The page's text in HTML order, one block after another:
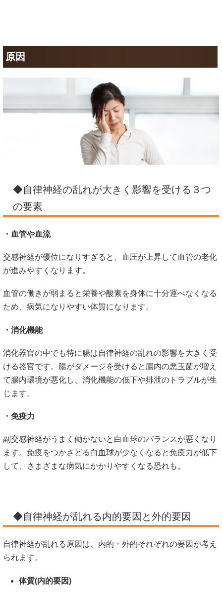
原因
◆自律神経の乱れが大きく影響を受ける３つ
の要素
・血管や血流
交感神経が優位になりすぎると、血圧が上昇して血管の老化
が進みやすくなります。
血管の働きが弱まると栄養や酸素を身体に十分運べなくなる
ため、病気になりやすい体質になります。
・消化機能
消化器官の中でも特に腸は自律神経の乱れの影響を大きく受
ける器官です。腸がダメージを受けると腸内の悪玉菌が増え
て腸内環境が悪化し、消化機能の低下や排泄のトラブルが生
じます。
・免疫力
副交感神経がうまく働かないと白血球のバランスが悪くなり
ます。免疫をつかさどる白血球が少なくなると免疫力が低下
して、さまざまな病気にかかりやすくなる恐れも。
◆自律神経が乱れる内的要因と外的要因
自律神経が乱れる原因は、内的・外的それぞれの要因が考え
られます。
体質(内的要因)